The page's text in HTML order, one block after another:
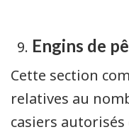
Engins de
Cette section
relatives au
casiers